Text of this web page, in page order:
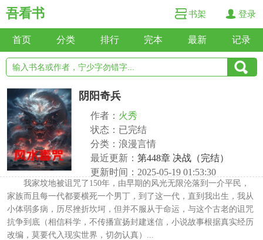
吾看书 书架 登录
首页 分类 排行 完本 最新 记录
阴阳奇兵
作者： 火秀
状态：已完结
分类：浪漫言情
最近更新： 第448章 决战（完结）
更新时间：2025-05-19 01:53:30
我家坟地被诅咒了150年，由早期的风光无限沦落到一介平民，
家族而且每一代都要横死一个男丁，到了这一代，直到我出生，我从
小体弱多病，历尽挫折坎坷，但并不服从于命运，与这个古老的诅咒
抗争到底（相信科学，不传播宣扬封建迷信，小说故事根据真实经历
改编，莫要代入现实世界，切勿认真）...